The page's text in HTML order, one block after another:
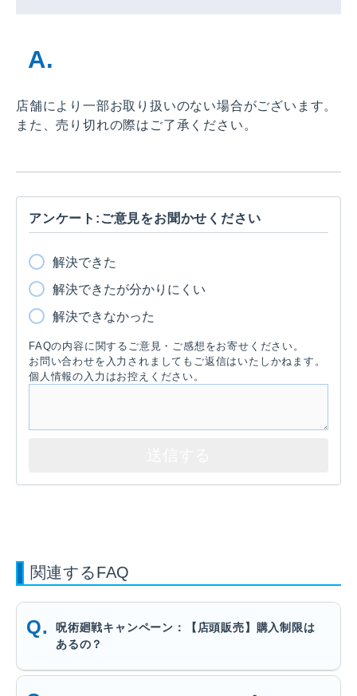
店舗により一部お取り扱いのない場合がございます。
また、売り切れの際はご了承ください。
アンケート:ご意見をお聞かせください
解決できた
解決できたが分かりにくい
解決できなかった
FAQの内容に関するご意見・ご感想をお寄せください。
お問い合わせを入力されましてもご返信はいたしかねます。
個人情報の入力はお控えください。
関連するFAQ
呪術廻戦キャンペーン：【店頭販売】購入制限は
あるの？